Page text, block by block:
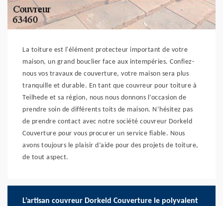
La toiture est l'élément protecteur important de votre
maison, un grand bouclier face aux intempéries. Confiez-
nous vos travaux de couverture, votre maison sera plus
tranquille et durable. En tant que couvreur pour toiture à
Teilhede et sa région, nous nous donnons l’occasion de
prendre soin de différents toits de maison. N’hésitez pas
de prendre contact avec notre société couvreur Dorkeld
Couverture pour vous procurer un service fiable. Nous
avons toujours le plaisir d’aide pour des projets de toiture,
de tout aspect.
L’artisan couvreur Dorkeld Couverture le polyvalent